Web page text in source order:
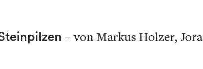
– von Markus Holzer, Jora